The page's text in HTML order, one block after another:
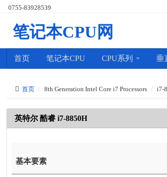
0755-83928539
笔记本CPU网
首页 笔记本CPU CPU系列 垂
首页 8th Generation Intel Core i7 Processors i7-
英特尔 酷睿 i7-8850H
基本要素